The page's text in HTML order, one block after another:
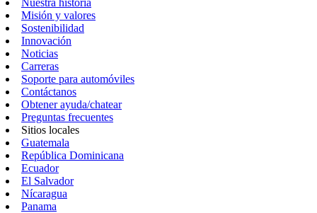
Nuestra historia
Misión y valores
Sostenibilidad
Innovación
Noticias
Carreras
Soporte para automóviles
Contáctanos
Obtener ayuda/chatear
Preguntas frecuentes
Sitios locales
Guatemala
República Dominicana
Ecuador
El Salvador
Nícaragua
Panama